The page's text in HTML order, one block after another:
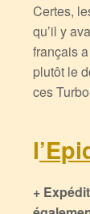
Certes,
qu’il y
français
plutôt le
ces
l
+